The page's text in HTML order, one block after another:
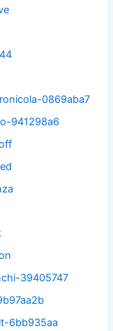
0869aba7
941298a6
39405747
6bb935aa